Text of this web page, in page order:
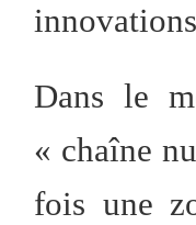
Dans le
« chaîne
fois une